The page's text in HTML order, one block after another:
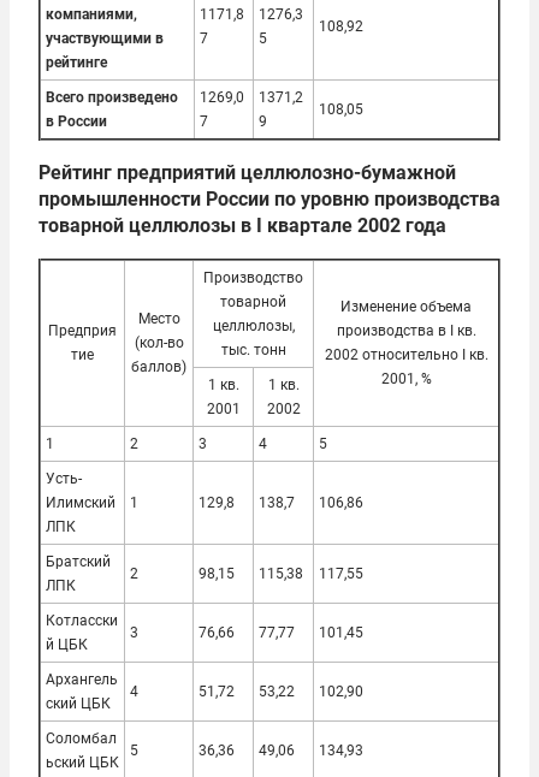
компаниями,
участвующими в
рейтинге
1171,8
7
1276,3
5
108,92
Всего произведено
в России
1269,0
7
1371,2
9
108,05
Рейтинг предприятий целлюлозно-бумажной
промышленности России по уровню производства
товарной целлюлозы в I квартале 2002 года
Предприя
тие
Место
(кол-во
баллов)
Производство
товарной
целлюлозы,
тыс. тонн
Изменение объема
производства в I кв.
2002 относительно I кв.
2001, %
1 кв.
2001
1 кв.
2002
1 2 3 4 5
Усть-
Илимский
ЛПК
1 129,8 138,7 106,86
Братский
ЛПК
2 98,15 115,38 117,55
Котласски
й ЦБК
3 76,66 77,77 101,45
Архангель
ский ЦБК
4 51,72 53,22 102,90
Соломбал
ьский ЦБК
5 36,36 49,06 134,93